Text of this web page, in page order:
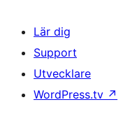
Lär dig
Support
Utvecklare
WordPress.tv ↗